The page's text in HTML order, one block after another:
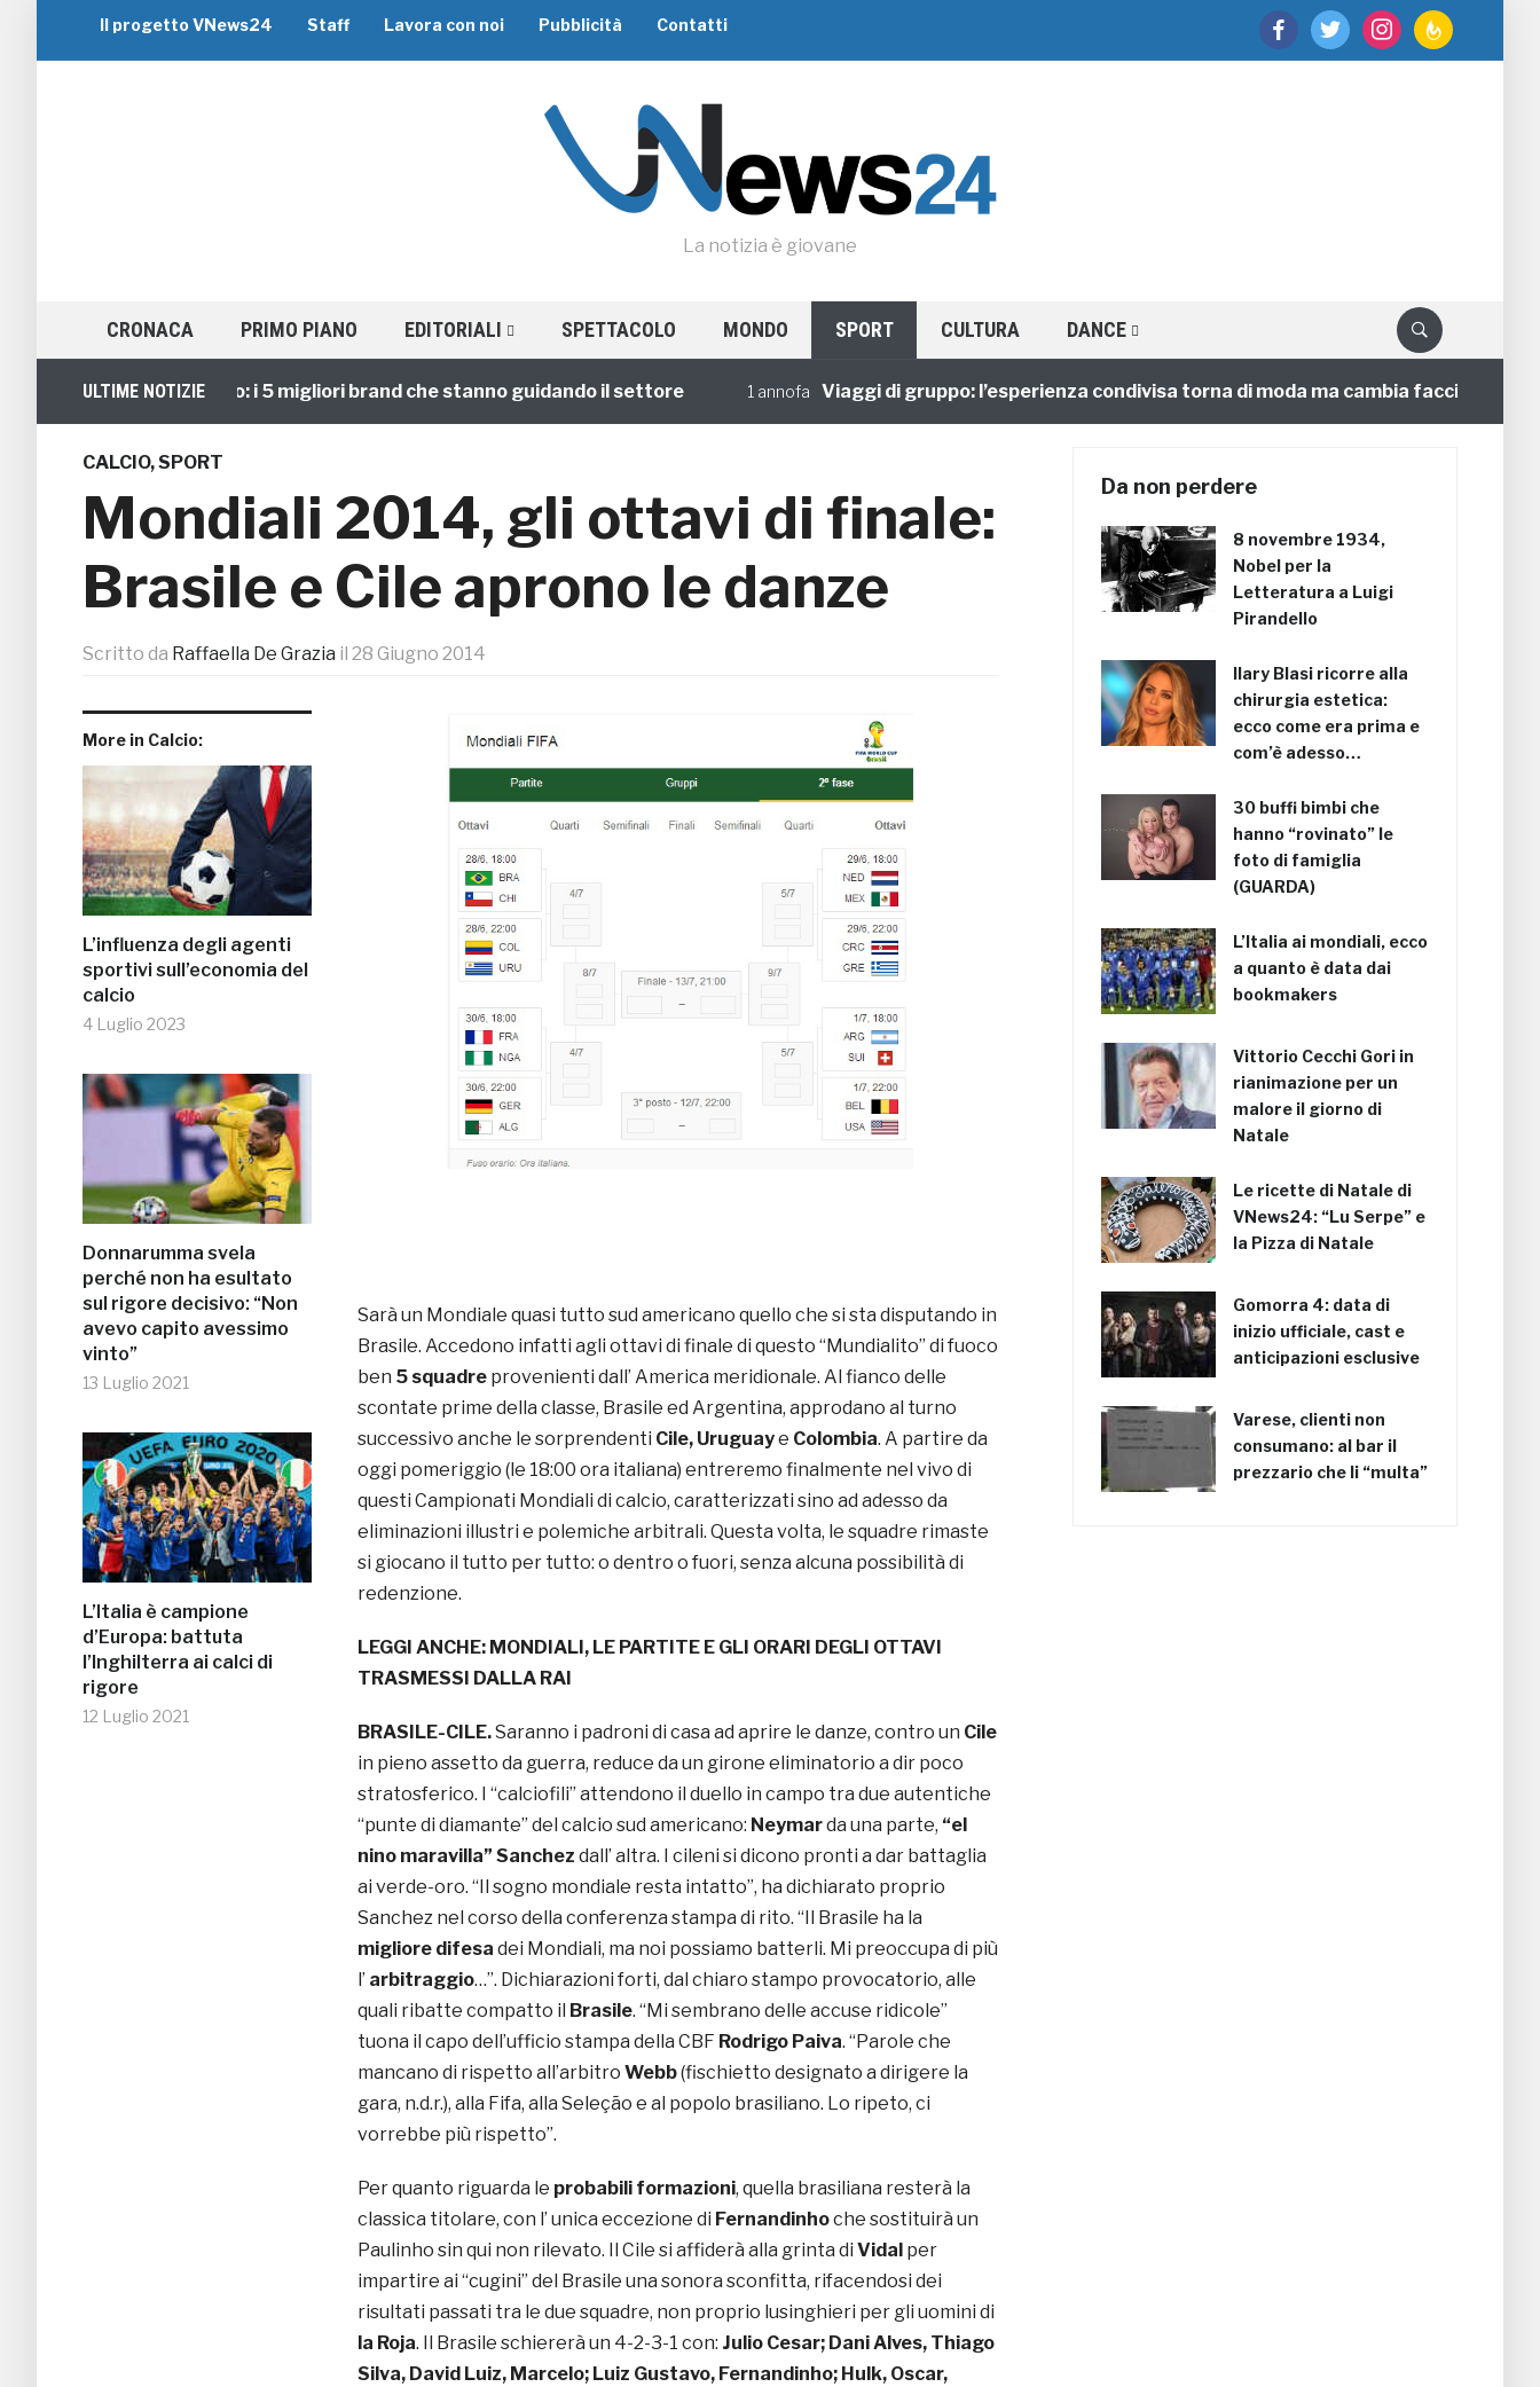
facebooktwitter instagramfeedburner
Il progetto VNews24 Staff Lavora con noi Pubblicità Contatti
La notizia è giovane
CRONACA PRIMO PIANO EDITORIALI SPETTACOLO MONDO SPORT CULTURA DANCE
ULTIME NOTIZIE
Viaggi di Gruppo: i 5 migliori brand che stanno guidando il settore 1 annofa Viaggi di gruppo: l’esperienza condivisa torna di moda ma cambia faccia
CALCIO,SPORT
Mondiali 2014, gli ottavi di finale:
Brasile e Cile aprono le danze
Scritto da Raffaella De Grazia il 28 Giugno 2014
More in Calcio:
L’influenza degli agenti
sportivi sull’economia del
calcio
4 Luglio 2023
Donnarumma svela
perché non ha esultato
sul rigore decisivo: “Non
avevo capito avessimo
vinto”
13 Luglio 2021
L’Italia è campione
d’Europa: battuta
l’Inghilterra ai calci di
rigore
12 Luglio 2021
Sarà un Mondiale quasi tutto sud americano quello che si sta disputando in
Brasile. Accedono infatti agli ottavi di finale di questo “Mundialito” di fuoco
ben 5 squadre provenienti dall’ America meridionale. Al fianco delle
scontate prime della classe, Brasile ed Argentina, approdano al turno
successivo anche le sorprendenti Cile, Uruguaye Colombia. A partire da
oggi pomeriggio (le 18:00 ora italiana) entreremo finalmente nel vivo di
questi Campionati Mondiali di calcio, caratterizzati sino ad adesso da
eliminazioni illustri e polemiche arbitrali. Questa volta, le squadre rimaste
si giocano il tutto per tutto: o dentro o fuori, senza alcuna possibilità di
redenzione.
LEGGI ANCHE: MONDIALI, LE PARTITE E GLI ORARI DEGLI OTTAVI
TRASMESSI DALLA RAI
BRASILE-CILE.Saranno i padroni di casa ad aprire le danze, contro un Cile
in pieno assetto da guerra, reduce da un girone eliminatorio a dir poco
stratosferico. I “calciofili” attendono il duello in campo tra due autentiche
“punte di diamante” del calcio sud americano: Neymarda una parte, “el
nino maravilla” Sanchez dall’ altra. I cileni si dicono pronti a dar battaglia
ai verde-oro. “Il sogno mondiale resta intatto”, ha dichiarato proprio
Sanchez nel corso della conferenza stampa di rito. “Il Brasile ha la
migliore difesa dei Mondiali, ma noi possiamo batterli. Mi preoccupa di più
l’ arbitraggio…”. Dichiarazioni forti, dal chiaro stampo provocatorio, alle
quali ribatte compatto il Brasile. “Mi sembrano delle accuse ridicole”
tuona il capo dell’ufficio stampa della CBF Rodrigo Paiva. “Parole che
mancano di rispetto all’arbitro Webb(fischietto designato a dirigere la
gara, n.d.r.), alla Fifa, alla Seleção e al popolo brasiliano. Lo ripeto, ci
vorrebbe più rispetto”.
Per quanto riguarda le probabili formazioni, quella brasiliana resterà la
classica titolare, con l’ unica eccezione di Fernandinhoche sostituirà un
Paulinho sin qui non rilevato. Il Cile si affiderà alla grinta di Vidal per
impartire ai “cugini” del Brasile una sonora sconfitta, rifacendosi dei
risultati passati tra le due squadre, non proprio lusinghieri per gli uomini di
la Roja. Il Brasile schiererà un 4-2-3-1 con: Julio Cesar; Dani Alves, Thiago
Silva, David Luiz, Marcelo; Luiz Gustavo, Fernandinho; Hulk, Oscar,
Da non perdere
8 novembre 1934,
Nobel per la
Letteratura a Luigi
Pirandello
Ilary Blasi ricorre alla
chirurgia estetica:
ecco come era prima e
com’è adesso…
30 buffi bimbi che
hanno “rovinato” le
foto di famiglia
(GUARDA)
L’Italia ai mondiali, ecco
a quanto è data dai
bookmakers
Vittorio Cecchi Gori in
rianimazione per un
malore il giorno di
Natale
Le ricette di Natale di
VNews24: “Lu Serpe” e
la Pizza di Natale
Gomorra 4: data di
inizio ufficiale, cast e
anticipazioni esclusive
Varese, clienti non
consumano: al bar il
prezzario che li “multa”